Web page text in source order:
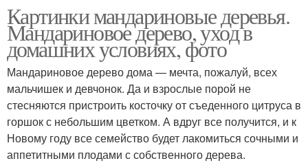
Картинки мандариновые деревья.
Мандариновое дерево, уход в
домашних условиях, фото
Мандариновое дерево дома — мечта, пожалуй, всех
мальчишек и девчонок. Да и взрослые порой не
стесняются пристроить косточку от съеденного цитруса в
горшок с небольшим цветком. А вдруг все получится, и к
Новому году все семейство будет лакомиться сочными и
аппетитными плодами с собственного дерева.